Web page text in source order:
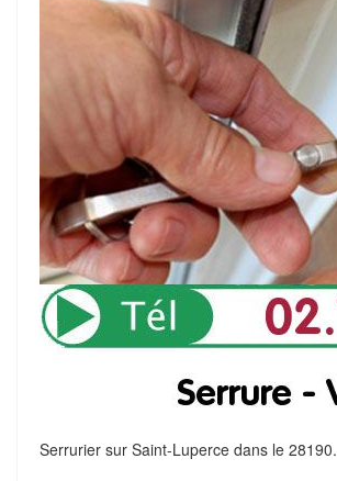
Serrurier sur Saint-Luperce dans le 28190.